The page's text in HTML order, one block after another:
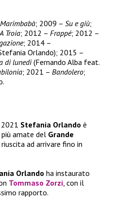
Marimbabà; 2009 – Su e giù;
A Troia; 2012 – Frappé; 2012 –
; 2014 –
Orlando); 2015 –
di lunedì (Fernando Alba feat.
; 2021 – Bandolero;
Stefania Orlando è
amate del Grande
ad arrivare fino in
Orlando ha instaurato
Tommaso Zorzi , con il
rapporto.